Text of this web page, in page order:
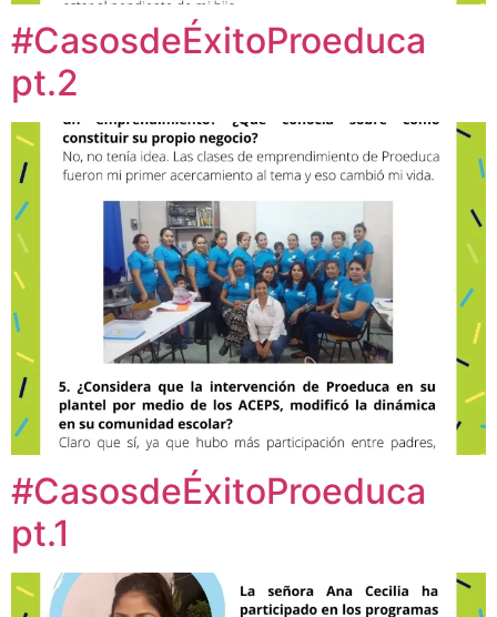
#CasosdeÉxitoProeduca
pt.2
#CasosdeÉxitoProeduca
pt.1